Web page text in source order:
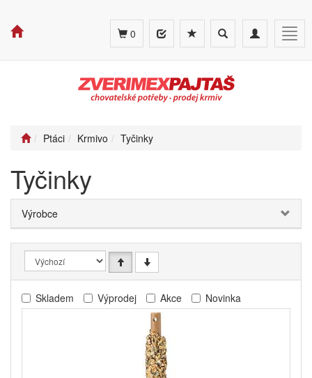
Toggle
navigation
Toggle
search
0
Ptáci Krmivo Tyčinky
Tyčinky
Výrobce
Skladem Výprodej Akce Novinka